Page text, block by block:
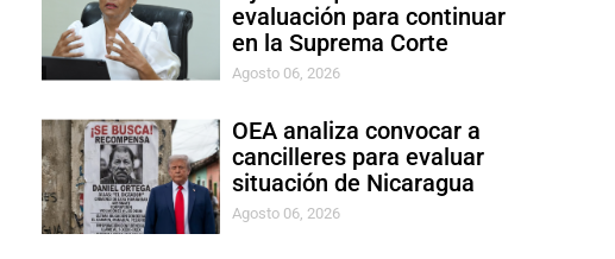
evaluación para continuar
en la Suprema Corte
Agosto 06, 2026
OEA analiza convocar a
cancilleres para evaluar
situación de Nicaragua
Agosto 06, 2026